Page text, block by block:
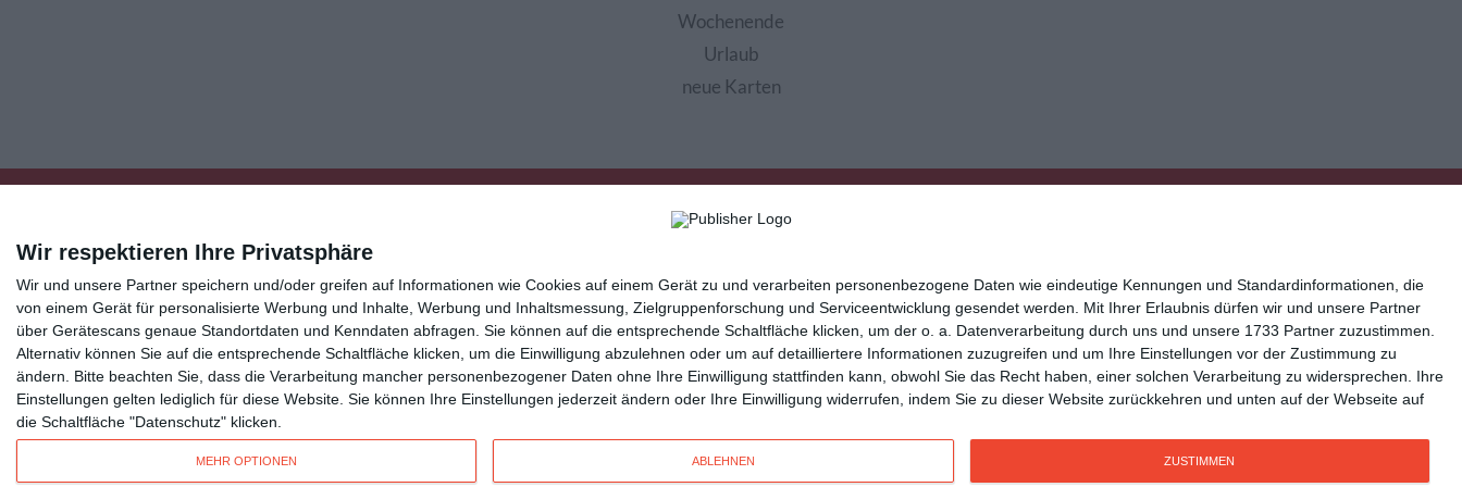
Wir respektieren Ihre Privatsphäre
Wir und unsere Partner speichern und/oder greifen auf Informationen wie Cookies auf einem Gerät zu und verarbeiten personenbezogene Daten wie eindeutige Kennungen und Standardinformationen, die
von einem Gerät für personalisierte Werbung und Inhalte, Werbung und Inhaltsmessung, Zielgruppenforschung und Serviceentwicklung gesendet werden.
Mit Ihrer Erlaubnis dürfen wir und unsere Partner
über Gerätescans genaue Standortdaten und Kenndaten abfragen. Sie können auf die entsprechende Schaltfläche klicken, um der o. a. Datenverarbeitung durch uns und unsere 1733 Partner zuzustimmen.
Alternativ können Sie auf die entsprechende Schaltfläche klicken, um die Einwilligung abzulehnen oder um auf detailliertere Informationen zuzugreifen und um Ihre Einstellungen vor der Zustimmung zu
ändern.
Bitte beachten Sie, dass die Verarbeitung mancher personenbezogener Daten ohne Ihre Einwilligung stattfinden kann, obwohl Sie das Recht haben, einer solchen Verarbeitung zu widersprechen. Ihre
Einstellungen gelten lediglich für diese Website. Sie können Ihre Einstellungen jederzeit ändern oder Ihre Einwilligung widerrufen, indem Sie zu dieser Website zurückkehren und unten auf der Webseite auf
die Schaltfläche "Datenschutz" klicken.
MEHR OPTIONEN ABLEHNEN ZUSTIMMEN
Wochenende
Urlaub
neue Karten
Kisseo©
Entdecken Sie auch: Ereignis-Kalender Kisseo Newsletter Hilfe / FAQ Nutzungsbedingungen Impressum
Kisseo auf Facebook
Unsere Grußkarten auf anderen Sprachen:
free ecards cartes de voeux tarjetas virtuales
cartoline di auguri
Verschicken Sieoriginelle Geburtstagskarten